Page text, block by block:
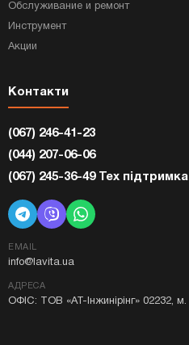
Обслуживание и ремонт
Инструмент
Акции
Контакти
(067) 246-41-23
(044) 207-06-06
(067) 245-36-49 Тех підтримка
EMAIL
info@lavita.ua
АДРЕСА
ОФІС: ТОВ «АТ-Інжинірінг» 02232, м.